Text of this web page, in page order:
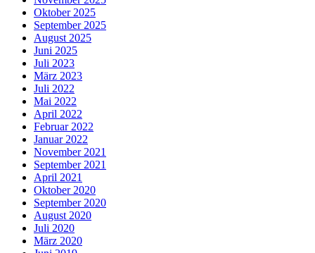
Oktober 2025
September 2025
August 2025
Juni 2025
Juli 2023
März 2023
Juli 2022
Mai 2022
April 2022
Februar 2022
Januar 2022
November 2021
September 2021
April 2021
Oktober 2020
September 2020
August 2020
Juli 2020
März 2020